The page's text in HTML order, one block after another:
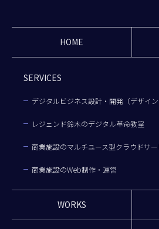
HOME
SERVICES
デジタルビジネス設計・開発（デザイン
レジェンド鈴木のデジタル革命教室
商業施設のマルチユース型クラウドサー
商業施設のWeb制作・運営
WORKS